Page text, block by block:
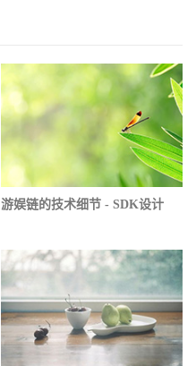
游娱链的技术细节 - SDK设计